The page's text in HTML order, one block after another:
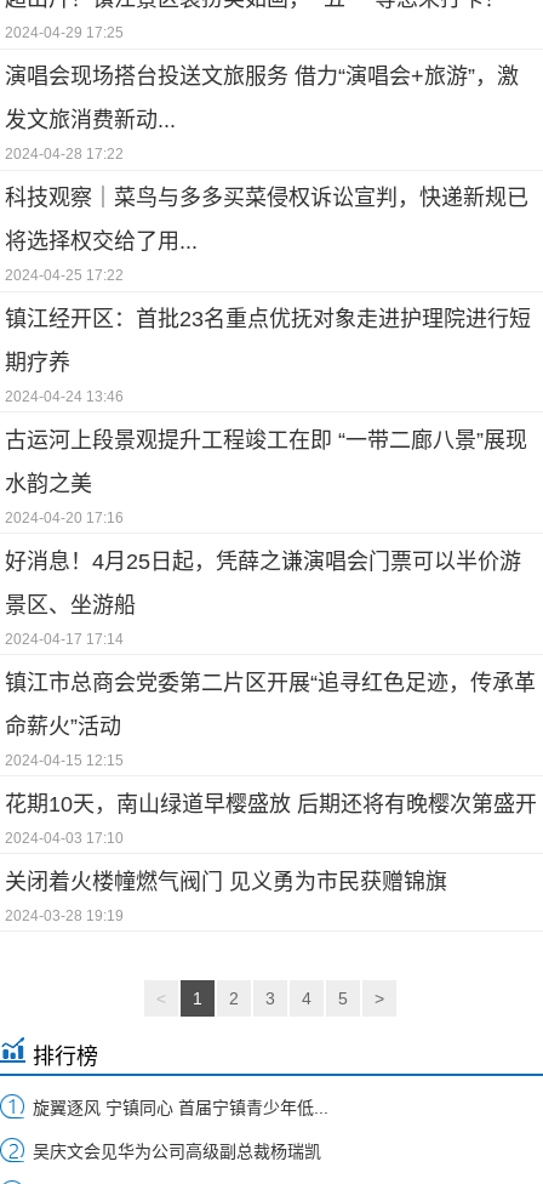
2024-04-29 17:25
演唱会现场搭台投送文旅服务 借力“演唱会+旅游”，激
发文旅消费新动...
2024-04-28 17:22
科技观察｜菜鸟与多多买菜侵权诉讼宣判，快递新规已
将选择权交给了用...
2024-04-25 17:22
镇江经开区：首批23名重点优抚对象走进护理院进行短
期疗养
2024-04-24 13:46
古运河上段景观提升工程竣工在即 “一带二廊八景”展现
水韵之美
2024-04-20 17:16
好消息！4月25日起，凭薛之谦演唱会门票可以半价游
景区、坐游船
2024-04-17 17:14
镇江市总商会党委第二片区开展“追寻红色足迹，传承革
命薪火”活动
2024-04-15 12:15
花期10天，南山绿道早樱盛放 后期还将有晚樱次第盛开
2024-04-03 17:10
关闭着火楼幢燃气阀门 见义勇为市民获赠锦旗
2024-03-28 19:19
< 1 2 3 4 5 >
排行榜
旋翼逐风 宁镇同心 首届宁镇青少年低...
吴庆文会见华为公司高级副总裁杨瑞凯